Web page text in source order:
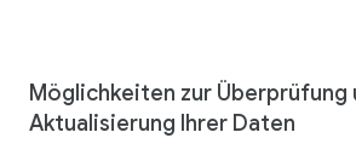
Möglichkeiten zur Überprüfung
Aktualisierung Ihrer Daten